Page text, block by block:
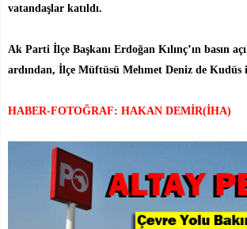
vatandaşlar katıldı.
Ak Parti İlçe Başkanı Erdoğan Kılınç’ın basın
ardından, İlçe Müftüsü Mehmet Deniz de Kudüs
HABER-FOTOĞRAF: HAKAN DEMİR(İHA)